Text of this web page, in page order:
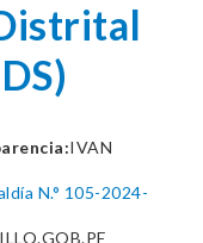
IVAN
N.° 105-2024-